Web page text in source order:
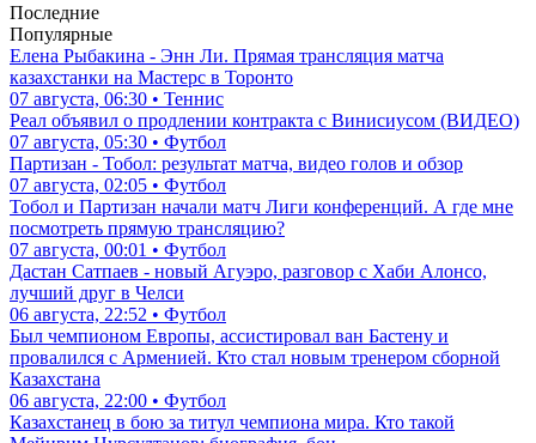
Последние
Популярные
Елена Рыбакина - Энн Ли. Прямая трансляция матча
казахстанки на Мастерс в Торонто
07 августа, 06:30 • Теннис
Реал объявил о продлении контракта с Винисиусом (ВИДЕО)
07 августа, 05:30 • Футбол
Партизан - Тобол: результат матча, видео голов и обзор
07 августа, 02:05 • Футбол
Тобол и Партизан начали матч Лиги конференций. А где мне
посмотреть прямую трансляцию?
07 августа, 00:01 • Футбол
Дастан Сатпаев - новый Агуэро, разговор с Хаби Алонсо,
лучший друг в Челси
06 августа, 22:52 • Футбол
Был чемпионом Европы, ассистировал ван Бастену и
провалился с Арменией. Кто стал новым тренером сборной
Казахстана
06 августа, 22:00 • Футбол
Казахстанец в бою за титул чемпиона мира. Кто такой